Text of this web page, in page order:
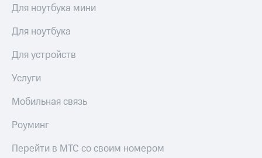
Для ноутбука мини
Для ноутбука
Для устройств
Услуги
Мобильная связь
Роуминг
Перейти в МТС со своим номером